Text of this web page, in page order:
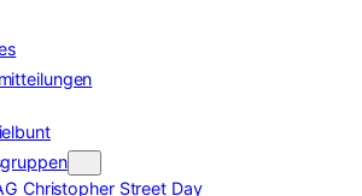
Christopher Street Day